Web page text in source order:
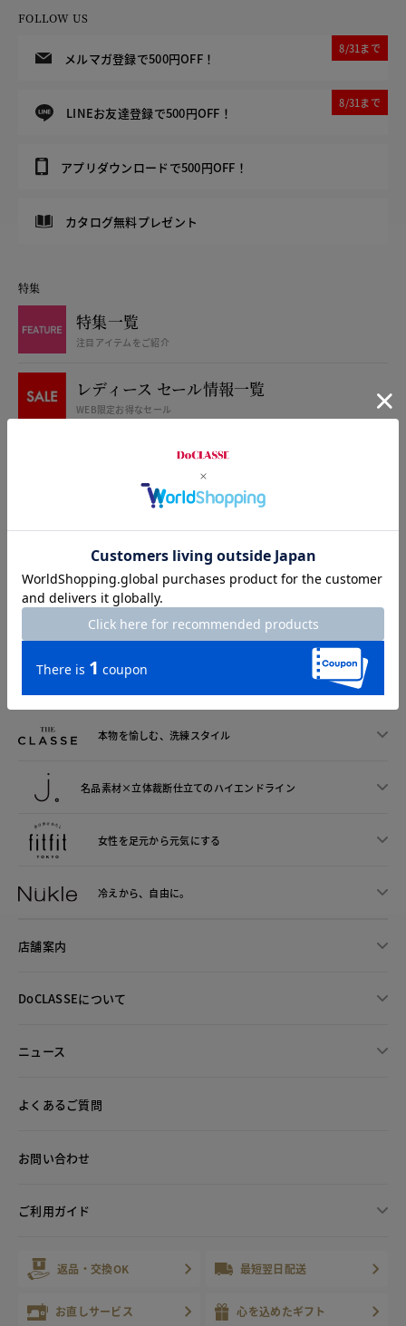
FOLLOW US
メルマガ登録で500円OFF！
8/31まで
LINEお友達登録で500円OFF！
8/31まで
アプリダウンロードで500円OFF！
カタログ無料プレゼント
特集
特集一覧
注目アイテムをご紹介
レディース セール情報一覧
WEB限定お得なセール
レディース 新作アイテム
楽に着られて、
ワンサイズ細く見える服作り
MENS
本物を愉しむ、洗練スタイル
名品素材×立体裁断仕立てのハイエンドライン
女性を足元から元気にする
冷えから、 自由に。
店舗案内
DoCLASSEについて
ニュース
よくあるご質問
お問い合わせ
ご利用ガイド
返品・交換OK 最短翌日配送
お直しサービス 心を込めたギフト